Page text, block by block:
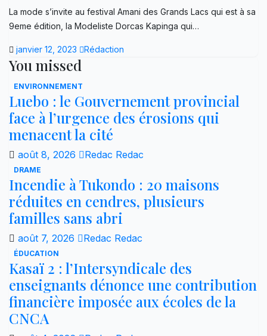
La mode s’invite au festival Amani des Grands Lacs qui est à sa
9eme édition, la Modeliste Dorcas Kapinga qui…
janvier 12, 2023 Rédaction
You missed
ENVIRONNEMENT
Luebo : le Gouvernement provincial
face à l’urgence des érosions qui
menacent la cité
août 8, 2026 Redac Redac
DRAME
Incendie à Tukondo : 20 maisons
réduites en cendres, plusieurs
familles sans abri
août 7, 2026 Redac Redac
ÉDUCATION
Kasaï 2 : l’Intersyndicale des
enseignants dénonce une contribution
financière imposée aux écoles de la
CNCA